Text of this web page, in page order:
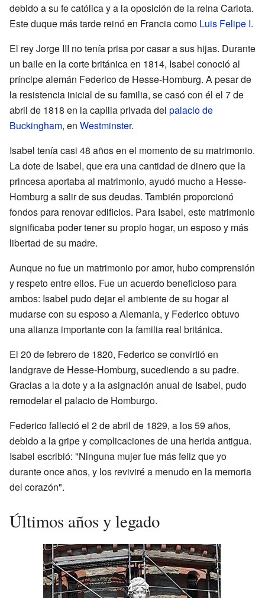
debido a su fe católica y a la oposición de la reina Carlota.
Este duque más tarde reinó en Francia como Luis Felipe I.
El rey Jorge III no tenía prisa por casar a sus hijas. Durante
un baile en la corte británica en 1814, Isabel conoció al
príncipe alemán Federico de Hesse-Homburg. A pesar de
la resistencia inicial de su familia, se casó con él el 7 de
abril de 1818 en la capilla privada del palacio de
Buckingham, en Westminster.
Isabel tenía casi 48 años en el momento de su matrimonio.
La dote de Isabel, que era una cantidad de dinero que la
princesa aportaba al matrimonio, ayudó mucho a Hesse-
Homburg a salir de sus deudas. También proporcionó
fondos para renovar edificios. Para Isabel, este matrimonio
significaba poder tener su propio hogar, un esposo y más
libertad de su madre.
Aunque no fue un matrimonio por amor, hubo comprensión
y respeto entre ellos. Fue un acuerdo beneficioso para
ambos: Isabel pudo dejar el ambiente de su hogar al
mudarse con su esposo a Alemania, y Federico obtuvo
una alianza importante con la familia real británica.
El 20 de febrero de 1820, Federico se convirtió en
landgrave de Hesse-Homburg, sucediendo a su padre.
Gracias a la dote y a la asignación anual de Isabel, pudo
remodelar el palacio de Homburgo.
Federico falleció el 2 de abril de 1829, a los 59 años,
debido a la gripe y complicaciones de una herida antigua.
Isabel escribió: "Ninguna mujer fue más feliz que yo
durante once años, y los reviviré a menudo en la memoria
del corazón".
Últimos años y legado